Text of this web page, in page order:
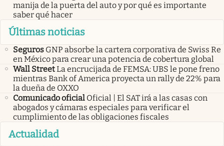
manija de la puerta del auto y por qué es importante
saber qué hacer
Últimas noticias
Seguros GNP absorbe la cartera corporativa de Swiss Re
en México para crear una potencia de cobertura global
Wall StreetLa encrucijada de FEMSA: UBS le pone freno
mientras Bank of America proyecta un rally de 22% para
la dueña de OXXO
Comunicado oficial Oficial | El SAT irá a las casas con
abogados y cámaras especiales para verificar el
cumplimiento de las obligaciones fiscales
Actualidad